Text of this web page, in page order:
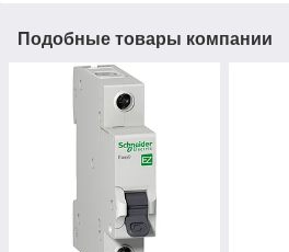
Подобные товары компании